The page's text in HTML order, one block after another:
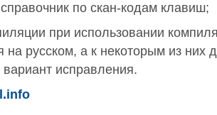
по скан-кодам клавиш;
при использовании
на русском, а к некоторым из них
вариант исправления.